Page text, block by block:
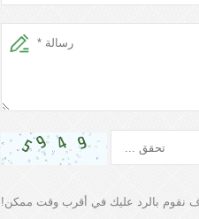
نقوم بالرد عليك في أقرب وقت ممكن!